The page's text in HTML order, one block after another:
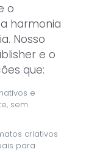
o
harmonia
Nosso
e o
que:
e
sem
criativos
para